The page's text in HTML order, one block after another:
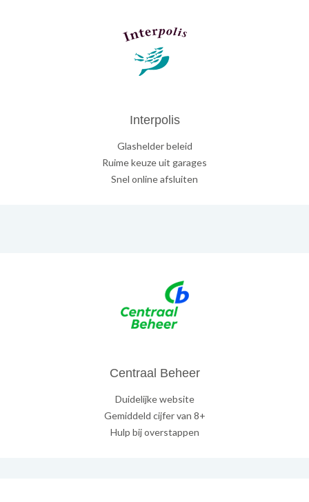
Interpolis
Glashelder beleid
Ruime keuze uit garages
Snel online afsluiten
Centraal Beheer
Duidelijke website
Gemiddeld cijfer van 8+
Hulp bij overstappen